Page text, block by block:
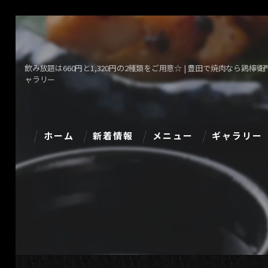
飲み放題は660円と1,320円の2種類をご用意☆ | 豊田で焼肉なら鶏檸衛
ャラリー
ホーム 新着情報 メニュー ギャラリー